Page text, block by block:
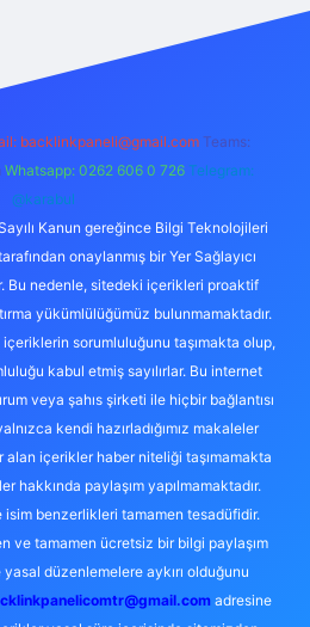
m elexbet
backlinkpaneli@gmail.com Teams:
Whatsapp: 0262 606 0 726 Telegram:
@karabul
Kanun gereğince Bilgi Teknolojileri
onaylanmış bir Yer Sağlayıcı
Bu nedenle, sitedeki içerikleri proaktif
yükümlülüğümüz bulunmamaktadır.
sorumluluğunu taşımakta olup,
kabul etmiş sayılırlar. Bu internet
veya şahıs şirketi ile hiçbir bağlantısı
kendi hazırladığımız makaleler
alan içerikler haber niteliği taşımamakta
hakkında paylaşım yapılmamaktadır.
benzerlikleri tamamen tesadüfidir.
ve tamamen ücretsiz bir bilgi paylaşım
düzenlemelere aykırı olduğunu
adresine